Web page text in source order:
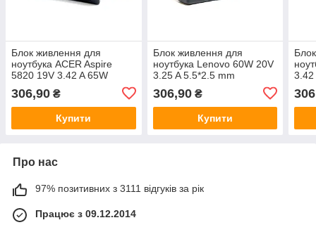
Блок живлення для
ноутбука ACER Aspire
5820 19V 3.42 A 65W
306,90 ₴
Купити
Блок живлення для
ноутбука Lenovo 60W 20V
3.25 A 5.5*2.5 mm
306,90₴
Купити
3.42
Про нас
97% позитивних з 3111 відгуків за рік
Працює з 09.12.2014